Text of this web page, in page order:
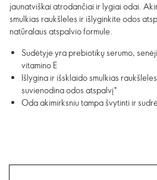
jaunatviškai atrodančiai ir lygiai odai.
smulkias raukšleles ir išlyginkite odos
natūralaus atspalvio formule.
Sudėtyje yra prebiotikų serumo,
vitamino E
Išlygina ir išsklaido smulkias
suvienodina odos atspalvį*
Oda akimirksniu tampa švytinti ir